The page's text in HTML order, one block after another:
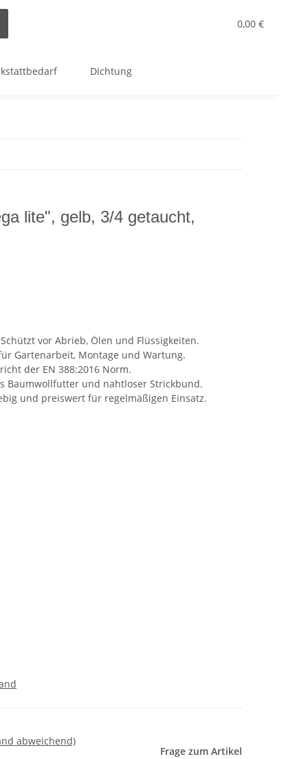
0,00 €
Dichtung
lite", gelb, 3/4 getaucht,
Schützt vor Abrieb, Ölen und Flüssigkeiten.
Gartenarbeit, Montage und Wartung.
der EN 388:2016 Norm.
Baumwollfutter und nahtloser Strickbund.
und preiswert für regelmäßigen Einsatz.
abweichend)
Frage zum Artikel